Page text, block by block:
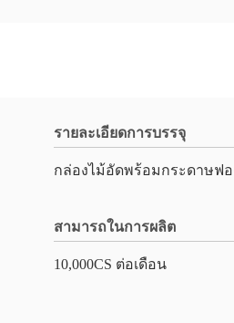
รายละเอียดการบรรจุ
กล่องไม้อัดพร้อมกระดาษฟ
สามารถในการผลิต
10,000CS ต่อเดือน